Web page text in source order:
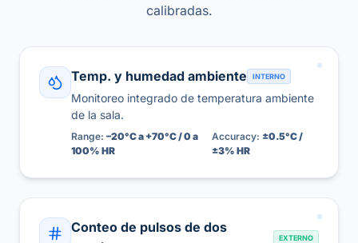
calibradas.
Temp. y humedad ambiente INTERNO
Monitoreo integrado de temperatura ambiente
de la sala.
Range: –20°C a +70°C / 0 a
100% HR
Accuracy: ±0.5°C /
±3% HR
Conteo de pulsos de dos
EXTERNO